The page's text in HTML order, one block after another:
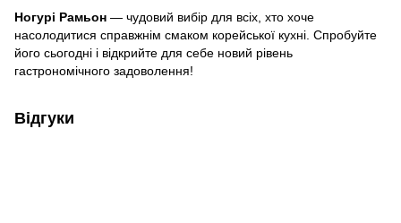
Ногурі Рамьон — чудовий вибір для всіх, хто хоче
насолодитися справжнім смаком корейської кухні. Спробуйте
його сьогодні і відкрийте для себе новий рівень
гастрономічного задоволення!
Відгуки